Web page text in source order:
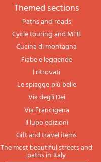
themed sections
Paths and roads
Cycle touring and MTB
Cucina di montagna
Fiabe e leggende
I ritrovati
Le spiagge più belle
Via degli Dei
Via Francigena
Il lupo edizioni
Gift and travel items
The most beautiful streets and
paths in Italy